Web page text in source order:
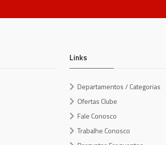
Links
Departamentos / Categorias
Ofertas Clube
Fale Conosco
Trabalhe Conosco